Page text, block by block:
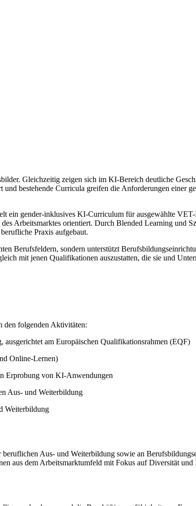
Gleichzeitig zeigen sich im KI-Bereich deutliche
bestehende Curricula greifen die Anforderungen einer
ein gender-inklusives KI-Curriculum für ausgewählte VET-
Arbeitsmarktes orientiert. Durch Blended Learning und
Praxis aufgebaut.
Berufsfeldern, sondern unterstützt
mit jenen Qualifikationen auszustatten, die sie und
den folgenden Aktivitäten:
am Europäischen Qualifikationsrahmen (EQF)
Online-Lernen)
Erprobung von KI-Anwendungen
Aus- und Weiterbildung
Weiterbildung
Aus- und Weiterbildung sowie an
aus dem Arbeitsmarktumfeld mit Fokus auf Diversität und